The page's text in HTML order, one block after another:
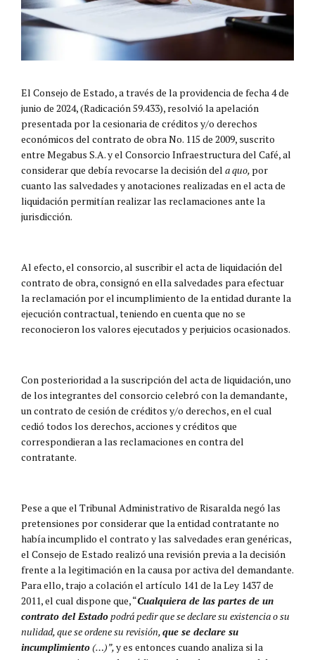
El Consejo de Estado, a través de la providencia de fecha 4 de
junio de 2024, (Radicación 59.433), resolvió la apelación
presentada por la cesionaria de créditos y/o derechos
económicos del contrato de obra No. 115 de 2009, suscrito
entre Megabus S.A. y el Consorcio Infraestructura del Café, al
considerar que debía revocarse la decisión del a quo, por
cuanto las salvedades y anotaciones realizadas en el acta de
liquidación permitían realizar las reclamaciones ante la
jurisdicción.
Al efecto, el consorcio, al suscribir el acta de liquidación del
contrato de obra, consignó en ella salvedades para efectuar
la reclamación por el incumplimiento de la entidad durante la
ejecución contractual, teniendo en cuenta que no se
reconocieron los valores ejecutados y perjuicios ocasionados.
Con posterioridad a la suscripción del acta de liquidación, uno
de los integrantes del consorcio celebró con la demandante,
un contrato de cesión de créditos y/o derechos, en el cual
cedió todos los derechos, acciones y créditos que
correspondieran a las reclamaciones en contra del
contratante.
Pese a que el Tribunal Administrativo de Risaralda negó las
pretensiones por considerar que la entidad contratante no
había incumplido el contrato y las salvedades eran genéricas,
el Consejo de Estado realizó una revisión previa a la decisión
frente a la legitimación en la causa por activa del demandante.
Para ello, trajo a colación el artículo 141 de la Ley 1437 de
2011, el cual dispone que, “Cualquiera de las partes de un
contrato del Estado podrá pedir que se declare su existencia o su
nulidad, que se ordene su revisión, que se declare su
incumplimiento(…)”, y es entonces cuando analiza si la